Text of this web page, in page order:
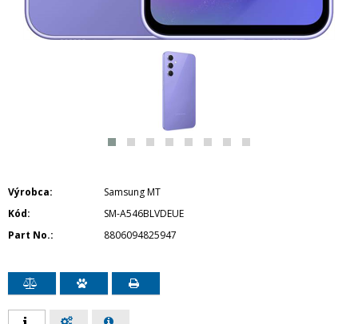
Výrobca
Samsung MT
Kód
SM-A546BLVDEUE
Part No.
8806094825947